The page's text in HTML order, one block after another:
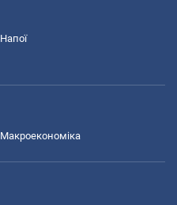
Напої
Макроекономіка